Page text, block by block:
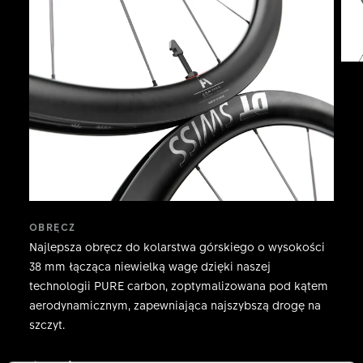
OBRĘCZ
Najlepsza obręcz do kolarstwa górskiego o wysokości
38 mm łącząca niewielką wagę dzięki naszej
technologii PURE carbon, zoptymalizowana pod kątem
aerodynamicznym, zapewniająca najszybszą drogę na
szczyt.